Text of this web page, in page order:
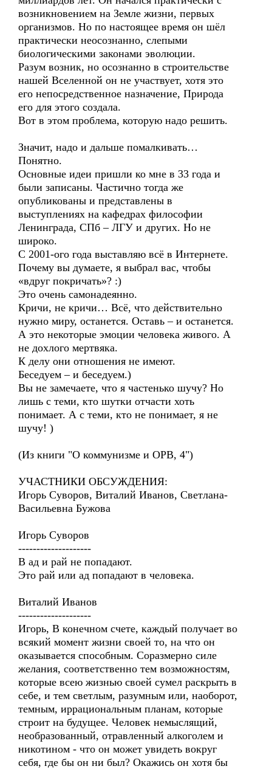
возникновением на Земле жизни, первых
организмов. Но по настоящее время он шёл
практически неосознанно, слепыми
биологическими законами эволюции.
Разум возник, но осознанно в строительстве
нашей Вселенной он не участвует, хотя это
его непосредственное назначение, Природа
его для этого создала.
Вот в этом проблема, которую надо решить.
Значит, надо и дальше помалкивать…
Понятно.
Основные идеи пришли ко мне в 33 года и
были записаны. Частично тогда же
опубликованы и представлены в
выступлениях на кафедрах философии
Ленинграда, СПб – ЛГУ и других. Но не
широко.
С 2001-ого года выставляю всё в Интернете.
Почему вы думаете, я выбрал вас, чтобы
«вдруг покричать»? :)
Это очень самонадеянно.
Кричи, не кричи… Всё, что действительно
нужно миру, останется. Оставь – и останется.
А это некоторые эмоции человека живого. А
не дохлого мертвяка.
К делу они отношения не имеют.
Беседуем – и беседуем.)
Вы не замечаете, что я частенько шучу? Но
лишь с теми, кто шутки отчасти хоть
понимает. А с теми, кто не понимает, я не
шучу! )
(Из книги "О коммунизме и ОРВ, 4")
УЧАСТНИКИ ОБСУЖДЕНИЯ:
Игорь Суворов, Виталий Иванов, Светлана-
Васильевна Бужова
Игорь Суворов
--------------------
В ад и рай не попадают.
Это рай или ад попадают в человека.
Виталий Иванов
--------------------
Игорь, В конечном счете, каждый получает во
всякий момент жизни своей то, на что он
оказывается способным. Соразмерно силе
желания, соответственно тем возможностям,
которые всею жизнью своей сумел раскрыть в
себе, и тем светлым, разумным или, наоборот,
темным, иррациональным планам, которые
строит на будущее. Человек немыслящий,
необразованный, отравленный алкоголем и
никотином - что он может увидеть вокруг
себя, где бы он ни был? Окажись он хотя бы